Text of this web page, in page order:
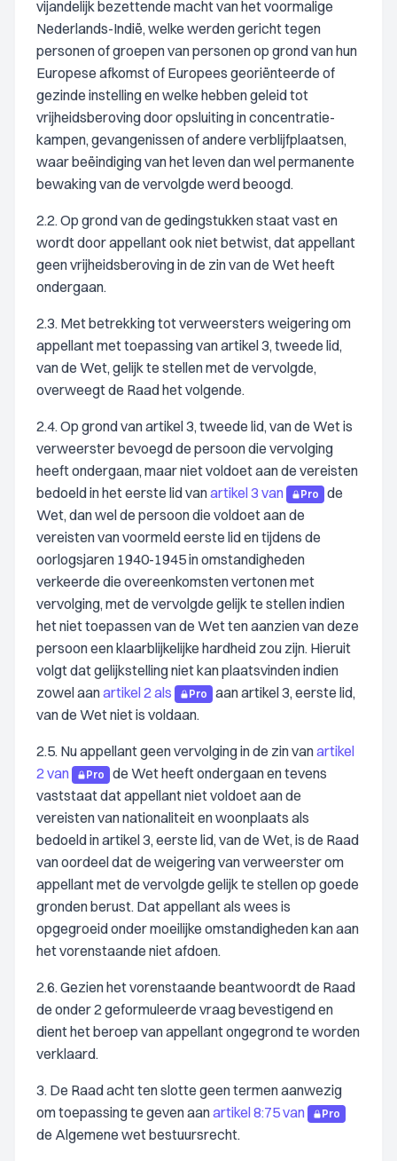
vijandelijk bezettende macht van het voormalige
Nederlands-Indië, welke werden gericht tegen
personen of groepen van personen op grond van hun
Europese afkomst of Europees georiënteerde of
gezinde instelling en welke hebben geleid tot
vrijheidsberoving door opsluiting in concentratie-
kampen, gevangenissen of andere verblijfplaatsen,
waar beëindiging van het leven dan wel permanente
bewaking van de vervolgde werd beoogd.
2.2. Op grond van de gedingstukken staat vast en
wordt door appellant ook niet betwist, dat appellant
geen vrijheidsberoving in de zin van de Wet heeft
ondergaan.
2.3. Met betrekking tot verweersters weigering om
appellant met toepassing van artikel 3, tweede lid,
van de Wet, gelijk te stellen met de vervolgde,
overweegt de Raad het volgende.
2.4. Op grond van artikel 3, tweede lid, van de Wet is
verweerster bevoegd de persoon die vervolging
heeft ondergaan, maar niet voldoet aan de vereisten
bedoeld in het eerste lid vanartikel 3 van Pro
de
Wet, dan wel de persoon die voldoet aan de
vereisten van voormeld eerste lid en tijdens de
oorlogsjaren 1940-1945 in omstandigheden
verkeerde die overeenkomsten vertonen met
vervolging, met de vervolgde gelijk te stellen indien
het niet toepassen van de Wet ten aanzien van deze
persoon een klaarblijkelijke hardheid zou zijn. Hieruit
volgt dat gelijkstelling niet kan plaatsvinden indien
zowel aanartikel 2 als Pro
aan artikel 3, eerste lid,
van de Wet niet is voldaan.
2.5. Nu appellant geen vervolging in de zin vanartikel
2 van
Pro
de Wet heeft ondergaan en tevens
vaststaat dat appellant niet voldoet aan de
vereisten van nationaliteit en woonplaats als
bedoeld in artikel 3, eerste lid, van de Wet, is de Raad
van oordeel dat de weigering van verweerster om
appellant met de vervolgde gelijk te stellen op goede
gronden berust. Dat appellant als wees is
opgegroeid onder moeilijke omstandigheden kan aan
het vorenstaande niet afdoen.
2.6. Gezien het vorenstaande beantwoordt de Raad
de onder 2 geformuleerde vraag bevestigend en
dient het beroep van appellant ongegrond te worden
verklaard.
3. De Raad acht ten slotte geen termen aanwezig
om toepassing te geven aanartikel 8:75 van Pro
de Algemene wet bestuursrecht.